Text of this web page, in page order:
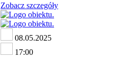
Zobacz szczegóły
08.05.2025
17:00